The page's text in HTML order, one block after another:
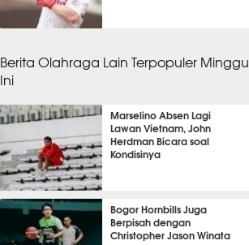
Berita Olahraga Lain Terpopuler Minggu
Ini
Marselino Absen Lagi
Lawan Vietnam, John
Herdman Bicara soal
Kondisinya
SEPAK BOLA
Bogor Hornbills Juga
Berpisah dengan
Christopher Jason Winata